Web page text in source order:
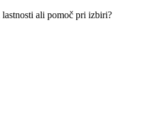
lastnosti ali pomoč pri izbiri?